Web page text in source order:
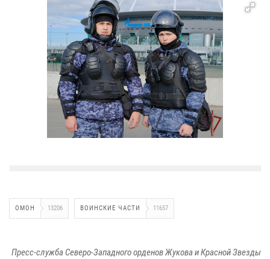
ОМОН 13206 ВОИНСКИЕ ЧАСТИ 11657
Пресс-служба Северо-Западного орденов Жукова и Красной Звезды